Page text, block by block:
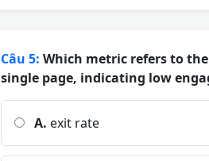
Câu 5: Which metric refers to
single page, indicating low
A. exit rate